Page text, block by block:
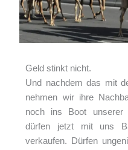
Geld stinkt nicht.
Und nachdem das mit
nehmen wir ihre
noch ins Boot unserer
dürfen jetzt mit uns
verkaufen. Dürfen